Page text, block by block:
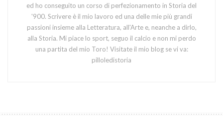
ed ho conseguito un corso di perfezionamento in Storia del
'900. Scrivere è il mio lavoro ed una delle mie più grandi
passioni insieme alla Letteratura, all'Arte e, neanche a dirlo,
alla Storia. Mi piace lo sport, seguo il calcio e non mi perdo
una partita del mio Toro! Visitate il mio blog se vi va:
pilloledistoria